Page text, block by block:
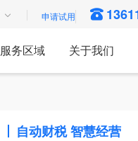
服务区域 关于我们
自动财税 智慧经营